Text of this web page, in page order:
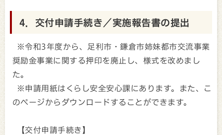
4．交付申請手続き／実施報告書の提出
※令和3年度から、足利市・鎌倉市姉妹都市交流事業
奨励金事業に関する押印を廃止し、様式を改めまし
た。
※申請用紙はくらし安全安心課にあります。また、こ
のページからダウンロードすることができます。
【交付申請手続き】